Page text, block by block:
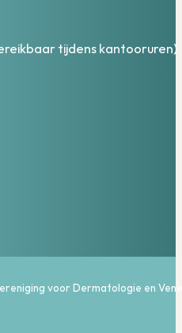
tijdens kantooruren)
voor Dermatologie en